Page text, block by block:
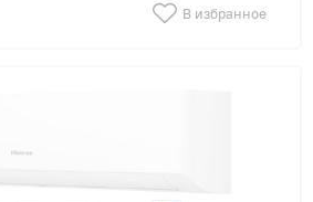
В избранное